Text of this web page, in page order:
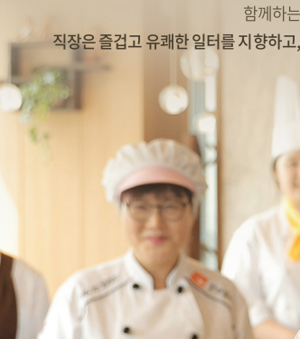
함께하
직장은 즐겁고 유쾌한 일터를 지향하고,